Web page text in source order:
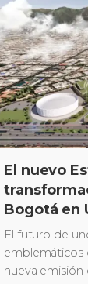
El nuevo
Bogotá en
El futuro de
emblemáticos
nueva emisión